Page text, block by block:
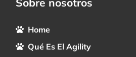
Home
Qué Es El Agility